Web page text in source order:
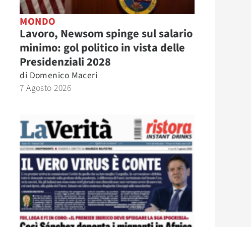
MONDO
Lavoro, Newsom spinge sul salario
minimo: gol politico in vista delle
Presidenziali 2028
di Domenico Maceri
7 Agosto 2026